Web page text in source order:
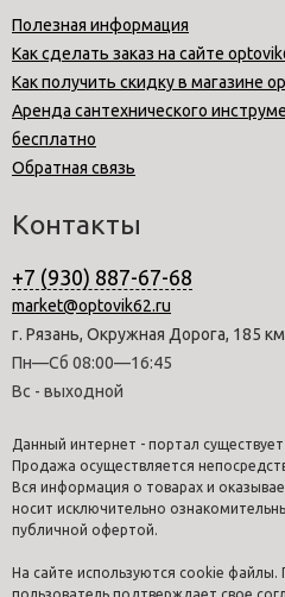
Полезная информация
Как сделать заказ на сайте
Как получить скидку в магазине
Аренда сантехнического
бесплатно
Обратная связь
Контакты
+7 (930) 887-67-68
market@optovik62.ru
г. Рязань, Окружная Дорога, 185
Пн—Сб 08:00—16:45
Вс - выходной
Данный интернет - портал
Продажа осуществляется
Вся информация о товарах и
носит исключительно
публичной офертой.
На сайте используются cookie файлы.
пользователь подтверждает свое